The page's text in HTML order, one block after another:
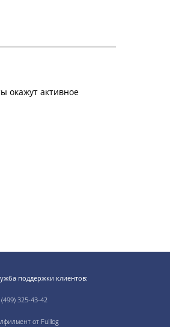
окажут активное
поддержки клиентов:
325-43-42
от Fulllog